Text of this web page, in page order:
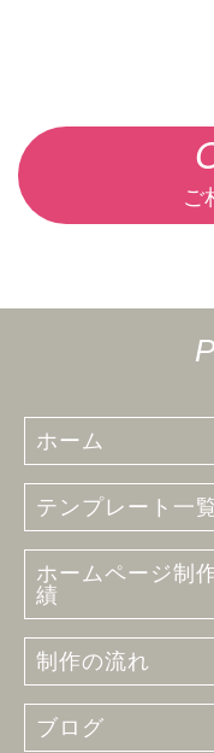
ご
ホーム
テンプレート一
ホームページ制
績
制作の流れ
ブログ